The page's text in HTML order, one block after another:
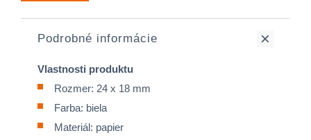
Podrobné informácie
Vlastnosti produktu
Rozmer: 24 x 18 mm
Farba: biela
Materiál: papier